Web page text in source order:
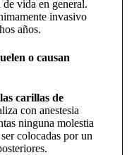
vida en general.
invasivo
años.
o causan
carillas de
con anestesia
ninguna molestia
colocadas por un